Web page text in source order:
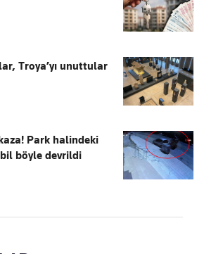
Troya’yı unuttular
Park halindeki
böyle devrildi